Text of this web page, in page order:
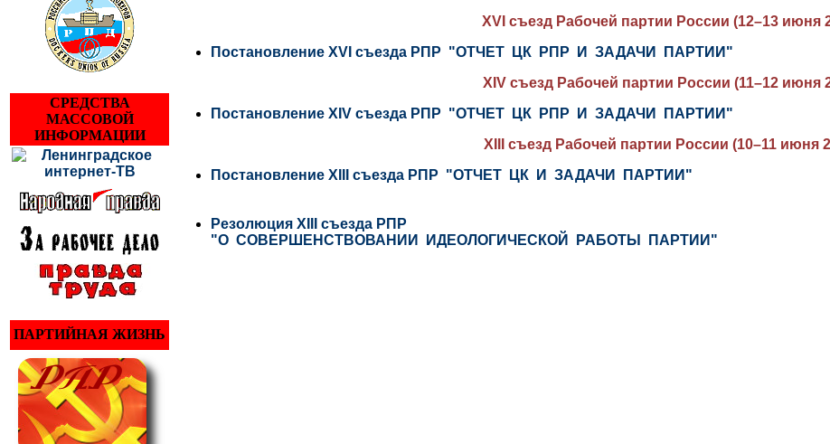
СРЕДСТВА
МАССОВОЙ
ИНФОРМАЦИИ
ПАРТИЙНАЯ ЖИЗНЬ
XVI съезд Рабочей партии России (12–13 июня
Постановление XVI съезда РПР "ОТЧЕТ ЦК РПР И ЗАДАЧИ ПАРТИИ"
XIV съезд Рабочей партии России (11–12 июня
Постановление XIV съезда РПР "ОТЧЕТ ЦК РПР И ЗАДАЧИ ПАРТИИ"
XIII съезд Рабочей партии России (10–11 июня
Постановление XIII съезда РПР "ОТЧЕТ ЦК И ЗАДАЧИ ПАРТИИ"
Резолюция XIII съезда РПР
"О СОВЕРШЕНСТВОВАНИИ ИДЕОЛОГИЧЕСКОЙ РАБОТЫ ПАРТИИ"